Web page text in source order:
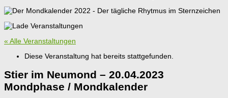
« Alle Veranstaltungen
Diese Veranstaltung hat bereits stattgefunden.
Stier im Neumond – 20.04.2023
Mondphase / Mondkalender